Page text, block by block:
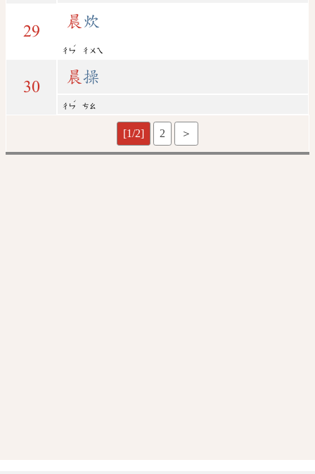
29
晨 炊
ㄔㄣ
ˊ
ㄔㄨㄟ
30
晨 操
ㄔㄣ
ˊ
ㄘㄠ
[1/2] 2 ＞